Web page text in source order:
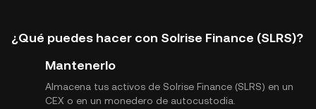
¿Qué puedes hacer con Solrise Finance (SLRS)?
Mantenerlo
Almacena tus activos de Solrise Finance (SLRS) en un
CEX o en un monedero de autocustodia.